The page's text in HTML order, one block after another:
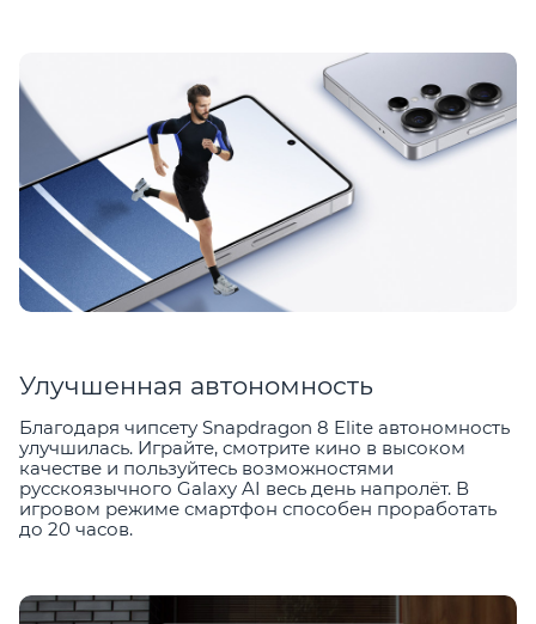
Улучшенная автономность
Благодаря чипсету Snapdragon 8 Elite автономность
улучшилась. Играйте, смотрите кино в высоком
качестве и пользуйтесь возможностями
русскоязычного Galaxy AI весь день напролёт. В
игровом режиме смартфон способен проработать
до 20 часов.